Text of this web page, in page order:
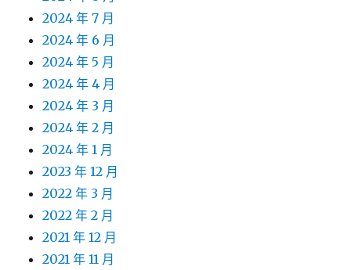
2024 年 7 月
2024 年 6 月
2024 年 5 月
2024 年 4 月
2024 年 3 月
2024 年 2 月
2024 年 1 月
2023 年 12 月
2022 年 3 月
2022 年 2 月
2021 年 12 月
2021 年 11 月